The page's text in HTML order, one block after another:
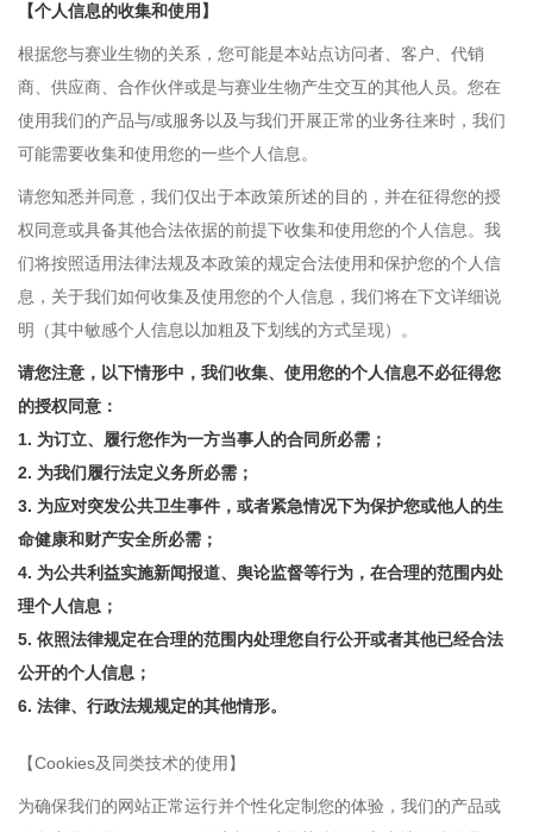
【个人信息的收集和使用】
根据您与赛业生物的关系，您可能是本站点访问者、客户、代销
商、供应商、合作伙伴或是与赛业生物产生交互的其他人员。您在
使用我们的产品与/或服务以及与我们开展正常的业务往来时，我们
可能需要收集和使用您的一些个人信息。
请您知悉并同意，我们仅出于本政策所述的目的，并在征得您的授
权同意或具备其他合法依据的前提下收集和使用您的个人信息。我
们将按照适用法律法规及本政策的规定合法使用和保护您的个人信
息，关于我们如何收集及使用您的个人信息，我们将在下文详细说
明（其中敏感个人信息以加粗及下划线的方式呈现）。
请您注意，以下情形中，我们收集、使用您的个人信息不必征得您
的授权同意：
1. 为订立、履行您作为一方当事人的合同所必需；
2. 为我们履行法定义务所必需；
3. 为应对突发公共卫生事件，或者紧急情况下为保护您或他人的生
命健康和财产安全所必需；
4. 为公共利益实施新闻报道、舆论监督等行为，在合理的范围内处
理个人信息；
5. 依照法律规定在合理的范围内处理您自行公开或者其他已经合法
公开的个人信息；
6. 法律、行政法规规定的其他情形。
【Cookies及同类技术的使用】
为确保我们的网站正常运行并个性化定制您的体验，我们的产品或